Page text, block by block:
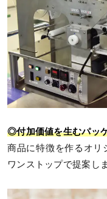
◎付加価値を生むパッ
商品に特徴を作るオリ
ワンストップで提案し